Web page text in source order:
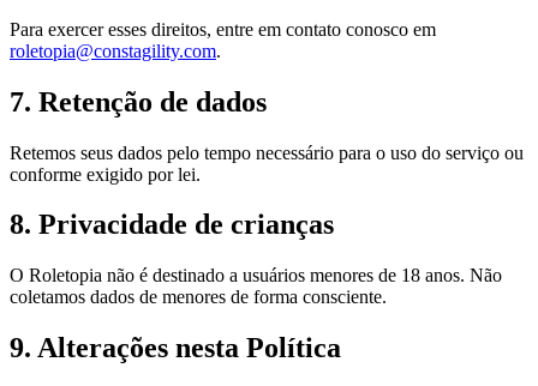
Para exercer esses direitos, entre em contato conosco em
roletopia@constagility.com.
7. Retenção de dados
Retemos seus dados pelo tempo necessário para o uso do serviço ou
conforme exigido por lei.
8. Privacidade de crianças
O Roletopia não é destinado a usuários menores de 18 anos. Não
coletamos dados de menores de forma consciente.
9. Alterações nesta Política